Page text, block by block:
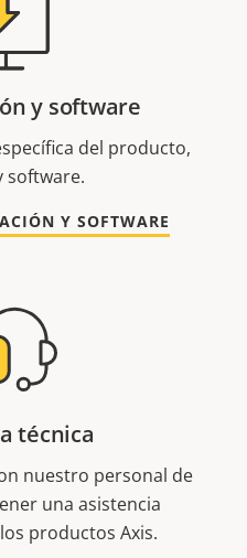
y software
del producto,
software.
Y SOFTWARE
técnica
nuestro personal de
una asistencia
productos Axis.